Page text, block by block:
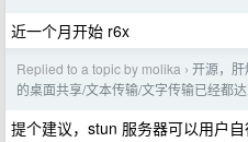
近一个月开始 r6x
Replied to a topic by molika › 开源，
的桌面共享/文本传输/文字传输已经都
提个建议，stun 服务器可以用户